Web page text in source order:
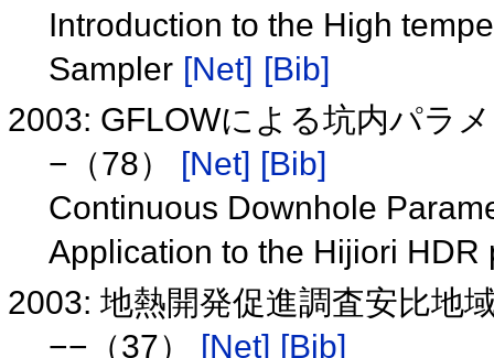
Introduction to the High
Sampler [Net] [Bib]
2003: GFLOWによる坑内パラ
−（78） [Net] [Bib]
Continuous Downhole
Application to the Hijiori
2003: 地熱開発促進調査安比地
−−（37） [Net] [Bib]